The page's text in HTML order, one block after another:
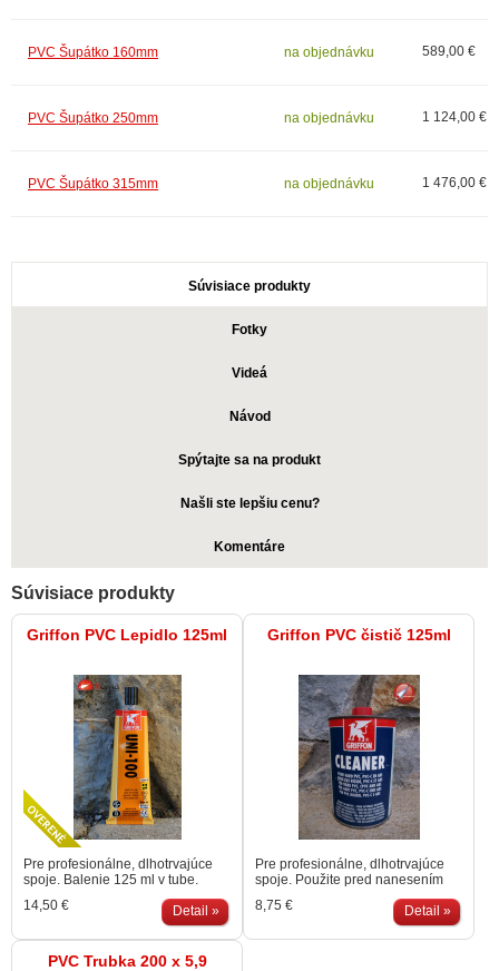
PVC Šupátko 160mm na objednávku 589,00 €
PVC Šupátko 250mm na objednávku 1 124,00 €
PVC Šupátko 315mm na objednávku 1 476,00 €
Súvisiace produkty
Fotky
Videá
Návod
Spýtajte sa na produkt
Našli ste lepšiu cenu?
Komentáre
Súvisiace produkty
Griffon PVC Lepidlo 125ml
Pre profesionálne, dlhotrvajúce
spoje. Balenie 125 ml v tube.
14,50 €
Detail »
Griffon PVC čistič 125ml
Pre profesionálne, dlhotrvajúce
spoje. Použite pred nanesením
lepidla na vyčistenie, odmastenie
a naleptanie spojov.
8,75 € Detail »
PVC Trubka 200 x 5,9